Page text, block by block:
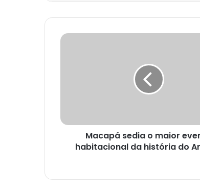
Macapá sedia o maior
habitacional da história do